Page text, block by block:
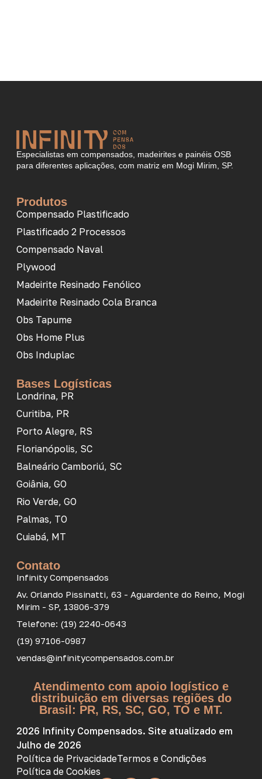
Especialistas em compensados, madeirites e painéis OSB
para diferentes aplicações, com matriz em Mogi Mirim, SP.
Produtos
Compensado Plastificado
Plastificado 2 Processos
Compensado Naval
Plywood
Madeirite Resinado Fenólico
Madeirite Resinado Cola Branca
Obs Tapume
Obs Home Plus
Obs Induplac
Bases Logísticas
Londrina, PR
Curitiba, PR
Porto Alegre, RS
Florianópolis, SC
Balneário Camboriú, SC
Goiânia, GO
Rio Verde, GO
Palmas, TO
Cuiabá, MT
Contato
Infinity Compensados
Av. Orlando Pissinatti, 63 - Aguardente do Reino, Mogi
Mirim - SP, 13806-379
Telefone: (19) 2240-0643
(19) 97106-0987
vendas@infinitycompensados.com.br
Atendimento com apoio logístico e
distribuição em diversas regiões do
Brasil: PR, RS, SC, GO, TO e MT.
2026 Infinity Compensados. Site atualizado em
Julho de 2026
Política de PrivacidadeTermos e Condições
Política de Cookies